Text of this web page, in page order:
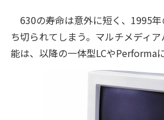
630の寿命は意外に短く、1995
ち切られてしまう。マルチメディ
能は、以降の一体型LCやPerforma